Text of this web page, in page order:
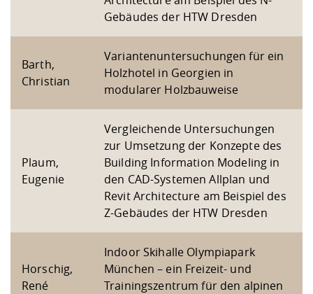
Checkliste zum
und Physik
Digitales Lernen
Fremdsprachen
Jobs, Praktika,
Studentenwerk
Angebote der
Arbeit
Weiterbilden im
Formulare und
Internationale
Formulare und
Gründung und
Kooperationen
Förderverein
Informatik/
Landbau/
Unternehmen
Kontakt und Anfahrt
Gebäudes der HTW Dresden
Barth,
Christian
Variantenuntersuchungen für ein
Holzhotel in Georgien in
modularer Holzbauweise
Plaum,
Eugenie
Vergleichende Untersuchungen
zur Umsetzung der Konzepte des
Building Information Modeling in
den CAD-Systemen Allplan und
Revit Architecture am Beispiel des
Z-Gebäudes der HTW Dresden
Horschig,
René
Indoor Skihalle Olympiapark
München – ein Freizeit- und
Trainingszentrum für den alpinen